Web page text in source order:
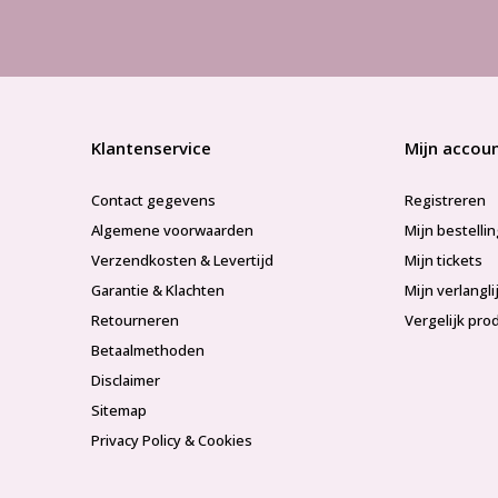
Klantenservice
Contact gegevens
Algemene voorwaarden
Verzendkosten & Levertijd
Garantie & Klachten
Retourneren
Betaalmethoden
Disclaimer
Sitemap
Privacy Policy & Cookies
Mijn
Registreren
Mijn
Mijn tickets
Mijn
Vergelijk